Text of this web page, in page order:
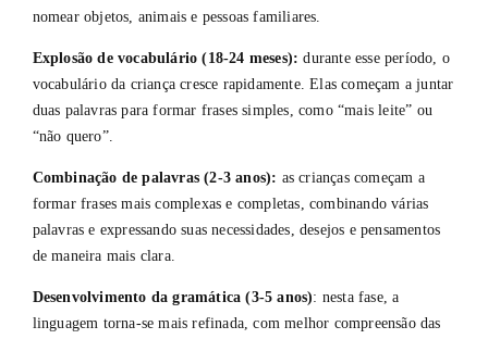
nomear objetos, animais e pessoas familiares.
Explosão de vocabulário (18-24 meses): durante esse período, o
vocabulário da criança cresce rapidamente. Elas começam a juntar
duas palavras para formar frases simples, como “mais leite” ou
“não quero”.
Combinação de palavras (2-3 anos): as crianças começam a
formar frases mais complexas e completas, combinando várias
palavras e expressando suas necessidades, desejos e pensamentos
de maneira mais clara.
Desenvolvimento da gramática (3-5 anos): nesta fase, a
linguagem torna-se mais refinada, com melhor compreensão das